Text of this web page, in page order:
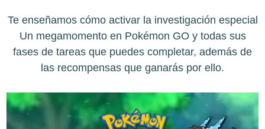
Te enseñamos cómo activar la investigación especial
Un megamomento en Pokémon GO y todas sus
fases de tareas que puedes completar, además de
las recompensas que ganarás por ello.